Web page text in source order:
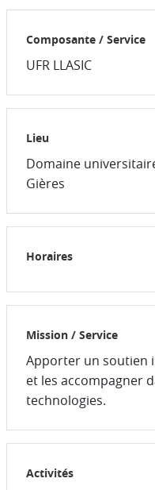
Composante / Service
UFR LLASIC
Lieu
Domaine
Gières
Horaires
Mission / Service
Apporter un soutien
et les accompagner
technologies.
Activités